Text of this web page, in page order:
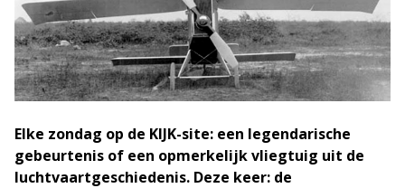
Elke zondag op de KIJK-site: een legendarische
gebeurtenis of een opmerkelijk vliegtuig uit de
luchtvaartgeschiedenis. Deze keer: de